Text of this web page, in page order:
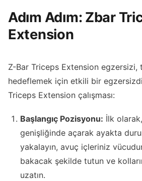
Adım Adım: Zbar
Extension
Z-Bar Triceps Extension egzersizi,
hedeflemek için etkili bir
Triceps Extension çalışması:
Başlangıç Pozisyonu: İlk
genişliğinde açarak ayakta
yakalayın, avuç içleriniz
bakacak şekilde tutun ve
uzatın.